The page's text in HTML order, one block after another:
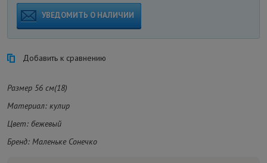
УВЕДОМИТЬ О НАЛИЧИИ
Добавить к сравнению
Размер 56 см(18)
Материал: кулир
Цвет: бежевый
Бренд: Маленьке Сонечко